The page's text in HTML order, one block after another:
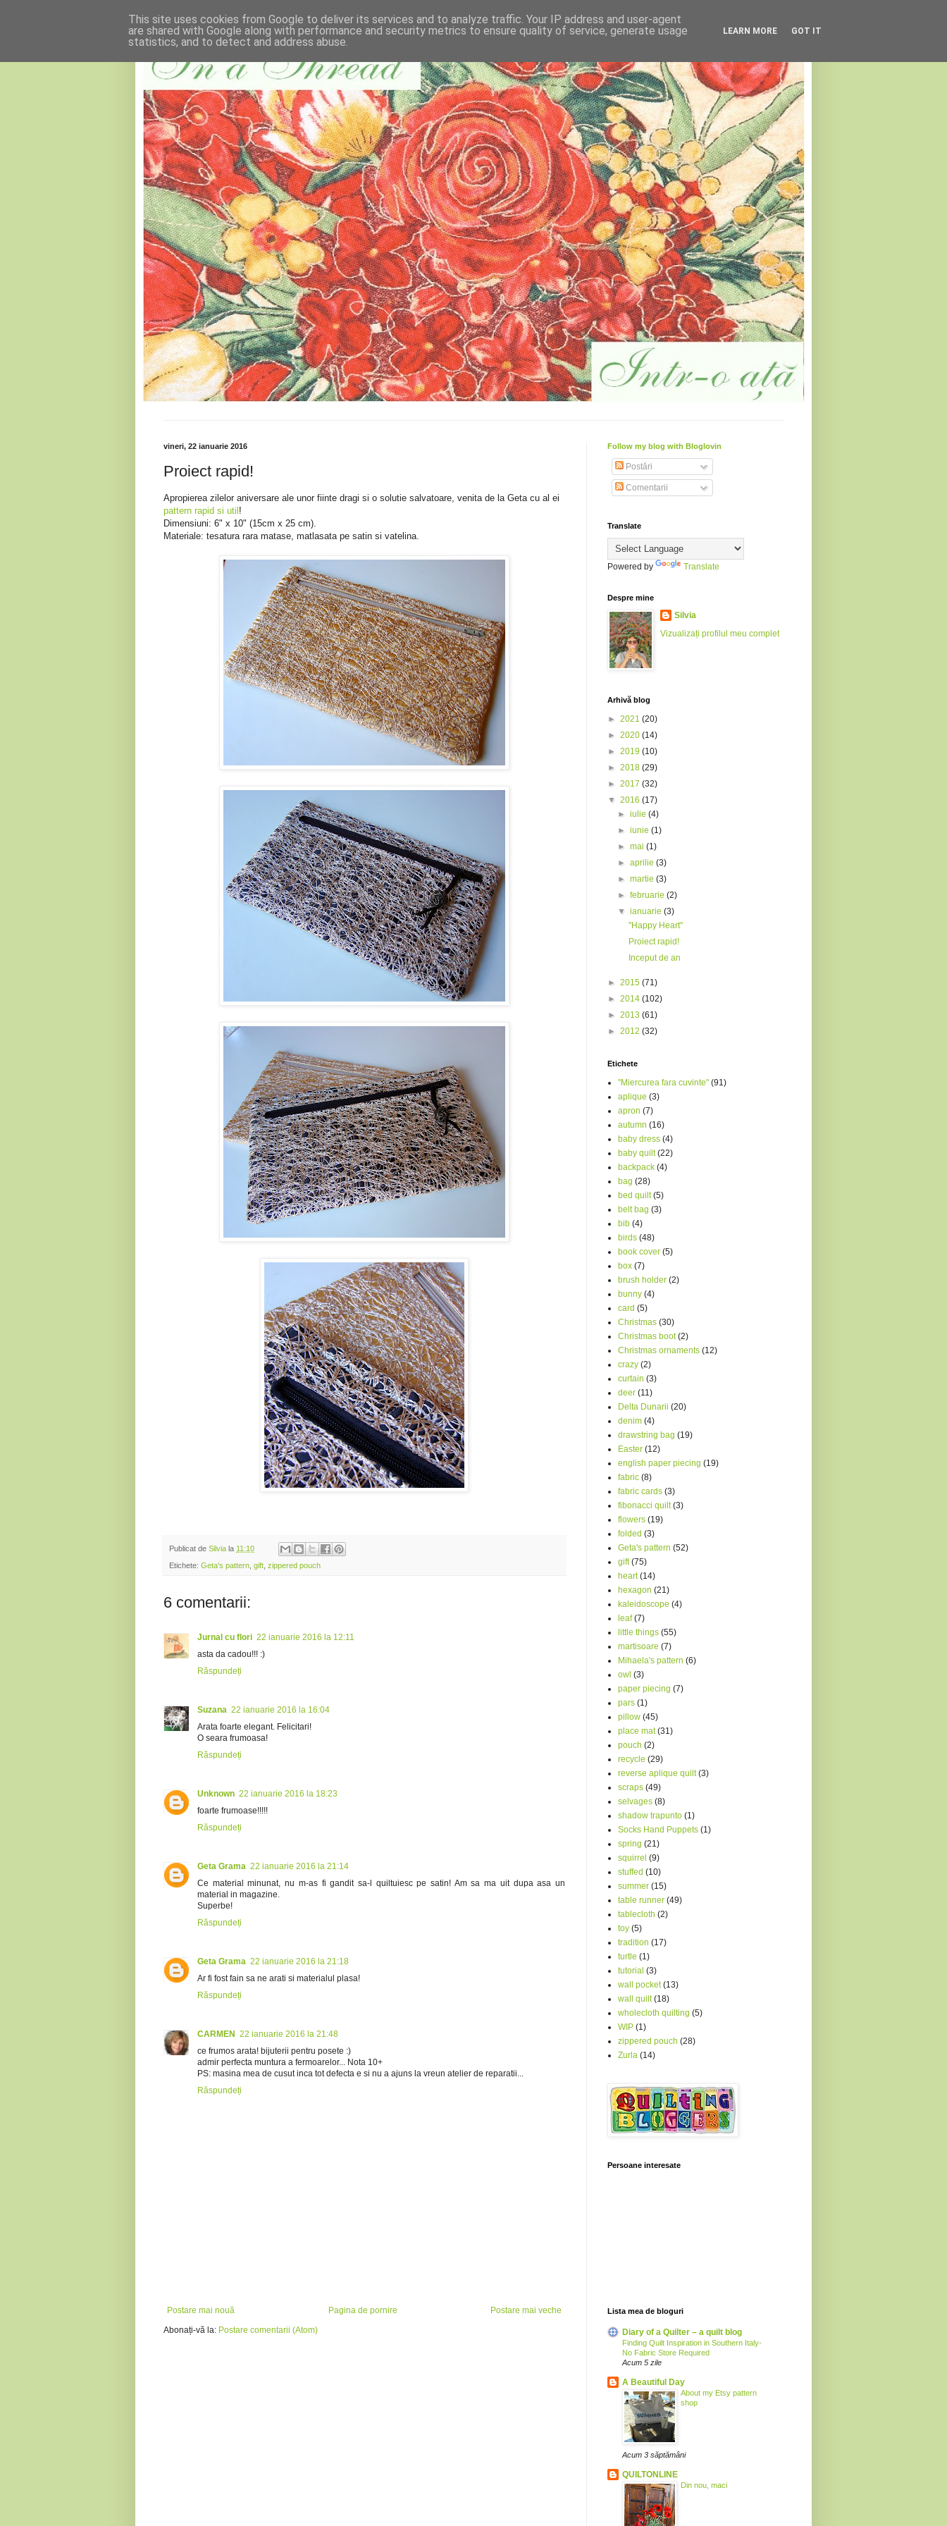
vineri, 22 ianuarie 2016
Proiect rapid!
Apropierea zilelor aniversare ale unor fiinte dragi si o solutie salvatoare, venita de la Geta cu al ei
pattern rapid si util!
Dimensiuni: 6" x 10" (15cm x 25 cm).
Materiale: tesatura rara matase, matlasata pe satin si vatelina.
Publicat de Silvia la 11:10
Etichete: Geta's pattern gift zippered pouch
6 comentarii:
Jurnal cu flori 22 ianuarie 2016 la 12:11
asta da cadou!!! :)
Răspundeți
Suzana 22 ianuarie 2016 la 16:04
Arata foarte elegant. Felicitari!
O seara frumoasa!
Răspundeți
Unknown 22 ianuarie 2016 la 18:23
foarte frumoase!!!!!
Răspundeți
Geta Grama 22 ianuarie 2016 la 21:14
Ce material minunat, nu m-as fi gandit sa-l quiltuiesc pe satin! Am sa ma uit dupa asa un
material in magazine.
Superbe!
Răspundeți
Geta Grama 22 ianuarie 2016 la 21:18
Ar fi fost fain sa ne arati si materialul plasa!
Răspundeți
CARMEN 22 ianuarie 2016 la 21:48
ce frumos arata! bijuterii pentru posete :)
admir perfecta muntura a fermoarelor... Nota 10+
PS: masina mea de cusut inca tot defecta e si nu a ajuns la vreun atelier de reparatii...
Răspundeți
Postare mai nouă Postare mai veche
Pagina de pornire
Abonați-vă la: Postare comentarii (Atom)
Follow my blog with Bloglovin
Postări
Comentarii
Translate
Powered by Translate
Despre mine
Silvia
Vizualizați profilul meu complet
Arhivă blog
► 2021 (20)
► 2020 (14)
► 2019 (10)
► 2018 (29)
► 2017 (32)
▼ 2016 (17)
►iulie(4)
►iunie(1)
►mai(1)
►aprilie(3)
►martie(3)
►februarie(2)
▼ianuarie(3)
"Happy Heart"
Proiect rapid!
Inceput de an
► 2015 (71)
► 2014 (102)
► 2013 (61)
► 2012 (32)
Etichete
"Miercurea fara cuvinte" (91)
aplique (3)
apron (7)
autumn (16)
baby dress (4)
baby quilt (22)
backpack (4)
bag (28)
bed quilt (5)
belt bag (3)
bib (4)
birds (48)
book cover (5)
box (7)
brush holder (2)
bunny (4)
card (5)
Christmas (30)
Christmas boot (2)
Christmas ornaments (12)
crazy (2)
curtain (3)
deer (11)
Delta Dunarii (20)
denim (4)
drawstring bag (19)
Easter (12)
english paper piecing (19)
fabric (8)
fabric cards (3)
fibonacci quilt (3)
flowers (19)
folded (3)
Geta's pattern (52)
gift (75)
heart (14)
hexagon (21)
kaleidoscope (4)
leaf (7)
little things (55)
martisoare (7)
Mihaela's pattern (6)
owl (3)
paper piecing (7)
pars (1)
pillow (45)
place mat (31)
pouch (2)
recycle (29)
reverse aplique quilt (3)
scraps (49)
selvages (8)
shadow trapunto (1)
Socks Hand Puppets (1)
spring (21)
squirrel (9)
stuffed (10)
summer (15)
table runner (49)
tablecloth (2)
toy (5)
tradition (17)
turtle (1)
tutorial (3)
wall pocket (13)
wall quilt (18)
wholecloth quilting (5)
WIP (1)
zippered pouch (28)
Zurla (14)
Persoane interesate
Lista mea de bloguri
Diary of a Quilter – a quilt blog
Finding Quilt Inspiration in Southern Italy-
No Fabric Store Required
Acum 5 zile
A Beautiful Day
About my Etsy pattern
shop
Acum 3 săptămâni
QUILTONLINE
Din nou, maci
This site uses cookies from Google to deliver its services and to analyze traffic. Your IP address and user-agent
are shared with Google along with performance and security metrics to ensure quality of service, generate usage
statistics, and to detect and address abuse.
LEARN MORE GOT IT